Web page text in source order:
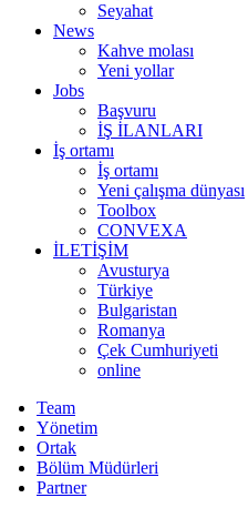
Seyahat
News
Kahve molası
Yeni yollar
Jobs
Başvuru
İŞ İLANLARI
İş ortamı
İş ortamı
Yeni çalışma dünyası
Toolbox
CONVEXA
İLETİŞİM
Avusturya
Türkiye
Bulgaristan
Romanya
Çek Cumhuriyeti
online
Team
Yönetim
Ortak
Bölüm Müdürleri
Partner